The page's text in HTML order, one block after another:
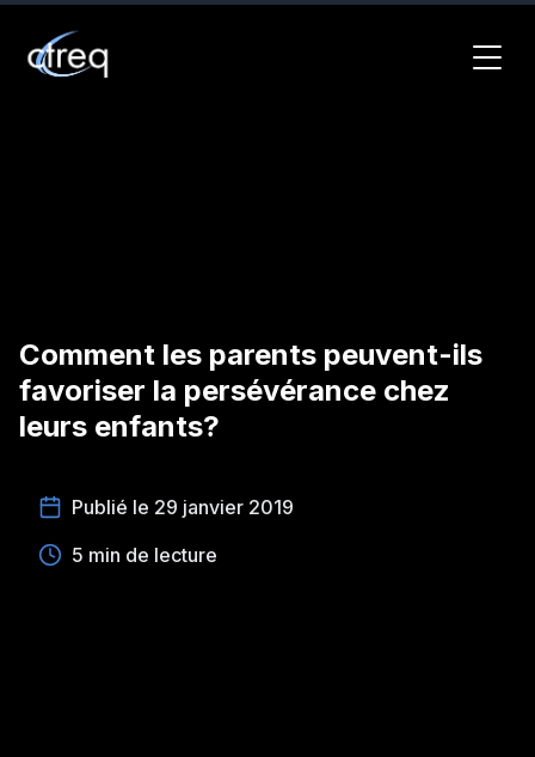
Comment les parents peuvent-ils
favoriser la persévérance chez
leurs enfants?
Publié le 29 janvier 2019
5 min de lecture